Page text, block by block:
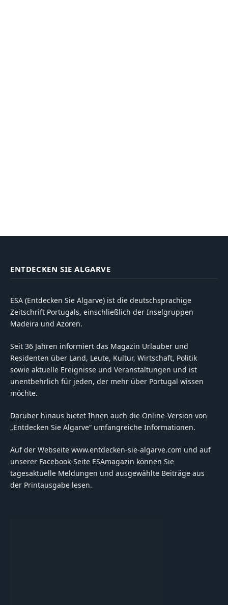
ENTDECKEN SIE ALGARVE
ESA (Entdecken Sie Algarve) ist die deutschsprachige
Zeitschrift Portugals, einschließlich der Inselgruppen
Madeira und Azoren.
Seit 36 Jahren informiert das Magazin Urlauber und
Residenten über Land, Leute, Kultur, Wirtschaft, Politik
sowie aktuelle Ereignisse und Veranstaltungen und ist
unentbehrlich für jeden, der mehr über Portugal wissen
möchte.
Darüber hinaus bietet Ihnen auch die Online-Version von
„Entdecken Sie Algarve“ umfangreiche Informationen.
Auf der Webseite www.entdecken-sie-algarve.com und auf
unserer Facebook-Seite ESAmagazin können Sie
tagesaktuelle Meldungen und ausgewählte Beiträge aus
der Printausgabe lesen.